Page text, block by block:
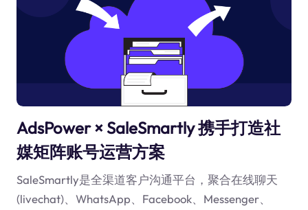
AdsPower × SaleSmartly 携手打造社
媒矩阵账号运营方案
SaleSmartly是全渠道客户沟通平台，聚合在线聊天
(livechat)、WhatsApp、Facebook、Messenger、